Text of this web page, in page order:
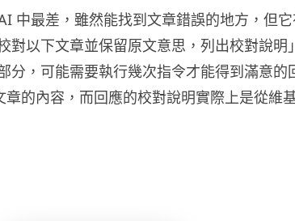
中最差，雖然能找到文章錯誤的地方，但它
以下文章並保留原文意思，列出校對說明
分，可能需要執行幾次指令才能得到滿意的
的內容，而回應的校對說明實際上是從維基